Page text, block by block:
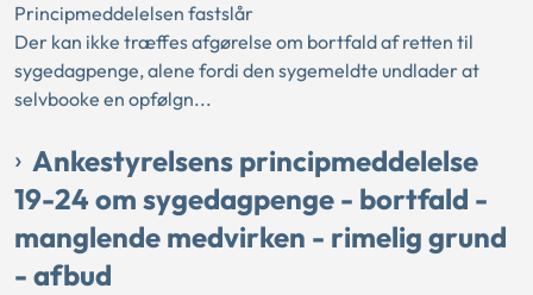
Principmeddelelsen fastslår
Der kan ikke træffes afgørelse om bortfald af retten til
sygedagpenge, alene fordi den sygemeldte undlader at
selvbooke en opfølgn...
Ankestyrelsens principmeddelelse
19-24 om sygedagpenge - bortfald -
manglende medvirken - rimelig grund
- afbud